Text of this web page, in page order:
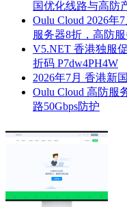
国优化线路与高防
Oulu Cloud 2026年
服务器8折，高防
V5.NET 香港独服
折码 P7dw4PH4W
2026年7月 香港新
Oulu Cloud 高防服
路50Gbps防护